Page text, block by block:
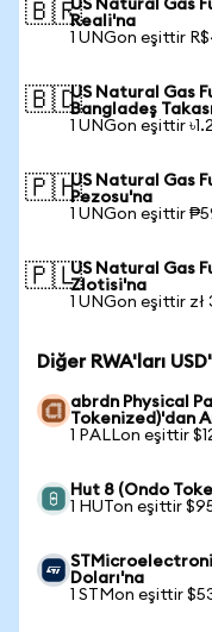
🇧🇷US Natural Gas
Reali'na
1 UNGon eşittir
🇧🇩US Natural Gas
Bangladeş
1 UNGon eşittir
🇵🇭US Natural Gas
Pezosu'na
1 UNGon eşittir
🇵🇱US Natural Gas
Zlotisi'na
1 UNGon eşittir zł
Diğer RWA'ları
abrdn Physical
Tokenized)'dan
1 PALLon eşittir
Hut 8 (Ondo
1 HUTon eşittir
Doları'na
1 STMon eşittir